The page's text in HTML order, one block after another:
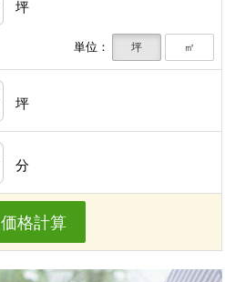
坪
単位： 坪 ㎡
坪
分
価格計算